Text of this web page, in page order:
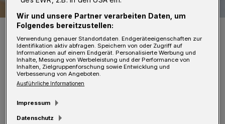
Symbolbild.
Foto: NeiFo
Normalerweise gibt es kurz vor Beginn der
Anmeldetermine Info-Veranstaltungen in den
Wir und unsere Partner verarbeiten Daten, um
Folgendes bereitzustellen:
Verwendung genauer Standortdaten. Endgeräteeigenschaften zur
Identifikation aktiv abfragen. Speichern von oder Zugriff auf
Informationen auf einem Endgerät. Personalisierte Werbung und
Inhalte, Messung von Werbeleistung und der Performance von
Inhalten, Zielgruppenforschung sowie Entwicklung und
Verbesserung von Angeboten.
Ausführliche Informationen
Impressum
Datenschutz